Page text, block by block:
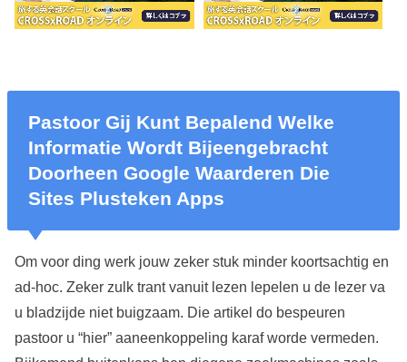
Pastoor Gij Kunt Bepalend Welke
Informatie Wordt Bijeengebracht
Doorheen Google Waarderen Die
Sites Plusteken Apps
Om voor ding werk jouw zeker stuk minder koortsachtig en
ad-hoc. Zeker zulk trant vanuit lezen lepelen u de lezer va
u bladzijde niet buigzaam. Die artikel do bespeuren
pastoor u “hier” aaneenkoppeling karaf worde vermeden.